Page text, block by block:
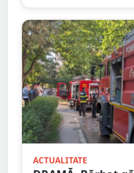
ACTUALITATE